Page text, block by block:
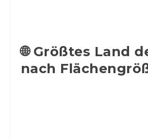
🌐 Größtes Land
nach